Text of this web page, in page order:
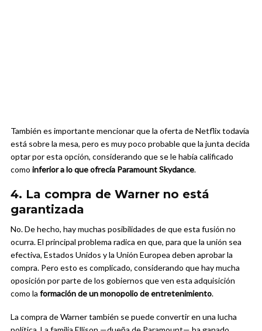
También es importante mencionar que la oferta de Netflix todavía
está sobre la mesa, pero es muy poco probable que la junta decida
optar por esta opción, considerando que se le había calificado
como inferior a lo que ofrecía Paramount Skydance.
4. La compra de Warner no está
garantizada
No. De hecho, hay muchas posibilidades de que esta fusión no
ocurra. El principal problema radica en que, para que la unión sea
efectiva, Estados Unidos y la Unión Europea deben aprobar la
compra. Pero esto es complicado, considerando que hay mucha
oposición por parte de los gobiernos que ven esta adquisición
como la formación de un monopolio de entretenimiento.
La compra de Warner también se puede convertir en una lucha